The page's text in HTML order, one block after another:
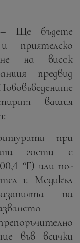
Ще бъдете
на висок
предвид
вашия
при
гости с
°F) или по-
и Медикъл
на
във всички